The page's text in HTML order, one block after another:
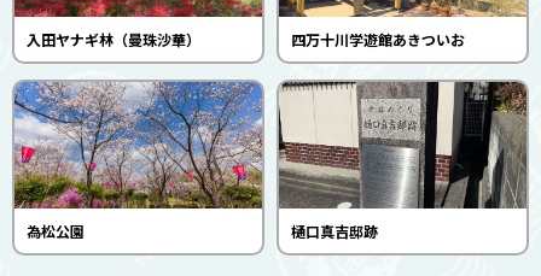
入田ヤナギ林（曼珠沙華） 四万十川学遊館あきついお
為松公園 樋口真吉邸跡